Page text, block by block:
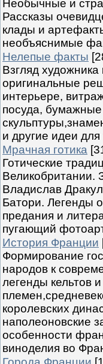
Необычные и
Рассказы
клады и
необъяснимые
Нелепые факты
Взгляд
оригинальные
интерьере,
посуда,
и другие идеи
Мрачная готика
Готические
Великобритании.
Владислав
Батори. Легенды
предания и
пугающий
История Франции
Формирование
народов к
легенды кельтов и
королевских
наполеоновские
особенности
виноделия во